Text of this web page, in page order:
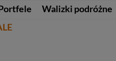
Walizki podróżne